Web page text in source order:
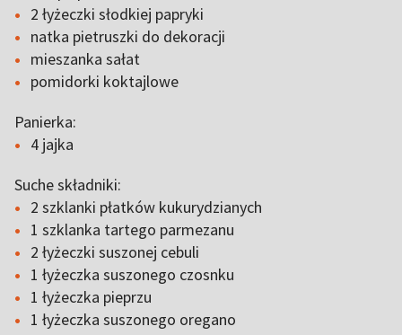
2 łyżeczki słodkiej papryki
natka pietruszki do dekoracji
mieszanka sałat
pomidorki koktajlowe
Panierka:
4 jajka
Suche składniki:
2 szklanki płatków kukurydzianych
1 szklanka tartego parmezanu
2 łyżeczki suszonej cebuli
1 łyżeczka suszonego czosnku
1 łyżeczka pieprzu
1 łyżeczka suszonego oregano